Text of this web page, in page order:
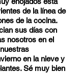
de la línea de
de la cocina.
sus días con
nosotros en el
en la nieve y
Sé muy bien